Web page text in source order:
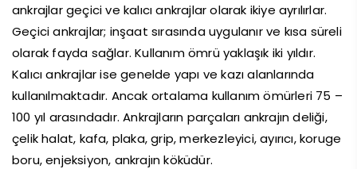
ankrajlar geçici ve kalıcı ankrajlar olarak ikiye ayrılırlar.
Geçici ankrajlar; inşaat sırasında uygulanır ve kısa süreli
olarak fayda sağlar. Kullanım ömrü yaklaşık iki yıldır.
Kalıcı ankrajlar ise genelde yapı ve kazı alanlarında
kullanılmaktadır. Ancak ortalama kullanım ömürleri 75 –
100 yıl arasındadır. Ankrajların parçaları ankrajın deliği,
çelik halat, kafa, plaka, grip, merkezleyici, ayırıcı, koruge
boru, enjeksiyon, ankrajın köküdür.